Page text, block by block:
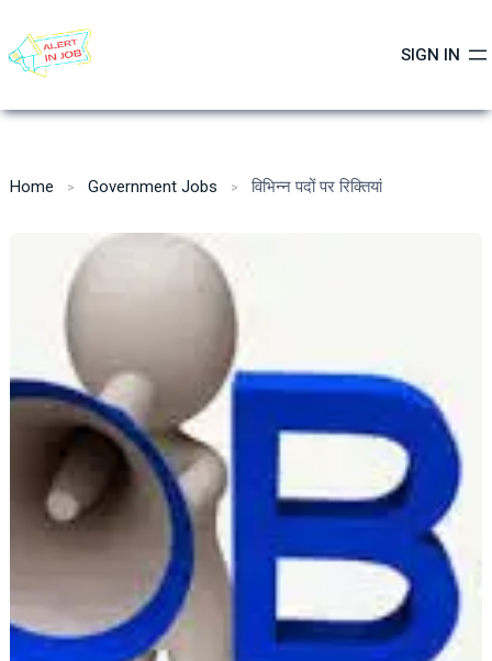
content
SIGN IN
Home Government Jobs विभिन्न पदों पर रिक्तियां